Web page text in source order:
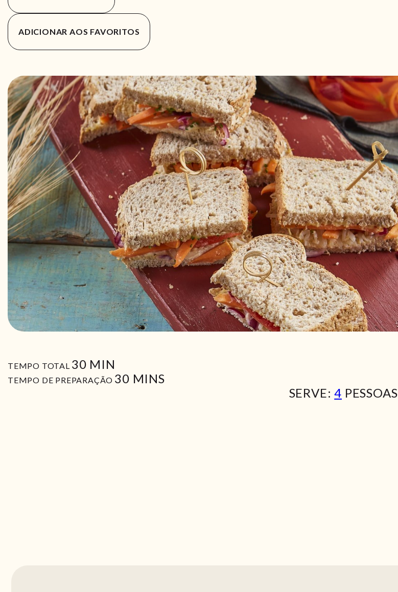
ADICIONAR AOS FAVORITOS
TEMPO TOTAL 30MIN
MIN
TEMPO DE PREPARAÇÃO 30MIN
MINS
SERVE:4 PESSOAS